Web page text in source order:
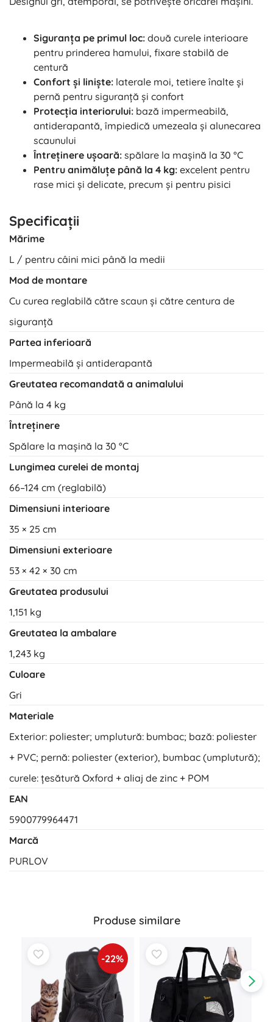
Siguranța pe primul loc: două curele interioare
pentru prinderea hamului, fixare stabilă de
centură
Confort și liniște: laterale moi, tetiere înalte și
pernă pentru siguranță și confort
Protecția interiorului: bază impermeabilă,
antiderapantă, împiedică umezeala și alunecarea
scaunului
Întreținere ușoară: spălare la mașină la 30 °C
Pentru animăluțe până la 4 kg: excelent pentru
rase mici și delicate, precum și pentru pisici
Specificații
Mărime
L / pentru câini mici până la medii
Mod de montare
Cu curea reglabilă către scaun și către centura de
siguranță
Partea inferioară
Impermeabilă și antiderapantă
Greutatea recomandată a animalului
Până la 4 kg
Întreținere
Spălare la mașină la 30 °C
Lungimea curelei de montaj
66–124 cm (reglabilă)
Dimensiuni interioare
35 × 25 cm
Dimensiuni exterioare
53 × 42 × 30 cm
Greutatea produsului
1,151 kg
Greutatea la ambalare
1,243 kg
Culoare
Gri
Materiale
Exterior: poliester; umplutură: bumbac; bază: poliester
+ PVC; pernă: poliester (exterior), bumbac (umplutură);
curele: țesătură Oxford + aliaj de zinc + POM
EAN
5900779964471
Marcă
PURLOV
Produse similare
-22%